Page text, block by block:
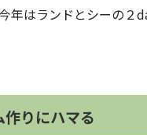
年はランドとシーの２
りにハマる